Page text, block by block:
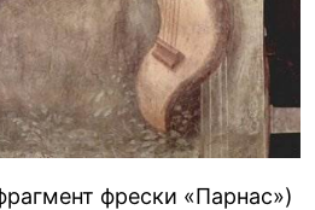
фрески «Парнас»)